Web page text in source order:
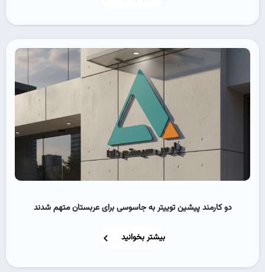
دو کارمند پیشین توییتر به جاسوسی برای عربستان متهم شدند
بیشتر بخوانید